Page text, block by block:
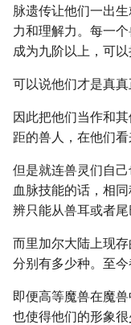
脉遗传让他们一出
力和理解力。每一
成为九阶以上，可以
可以说他们才是真真
因此把他们当作和
距的兽人，在他们看
但是就连兽灵们自
血脉技能的话，相
辨只能从兽耳或者尾
而里加尔大陆上现
分别有多少种。至今
即便高等魔兽在魔
也使得他们的形象